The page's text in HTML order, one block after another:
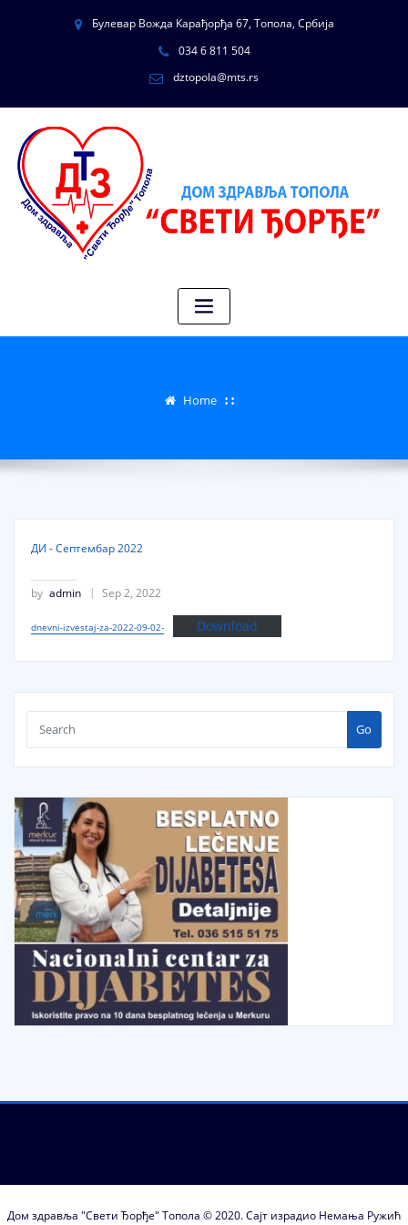
Булевар Вожда Карађорђа 67, Топола, Србија
034 6 811 504
dztopola@mts.rs
Home
ДИ - Септембар 2022
by admin Sep 2, 2022
dnevni-izvestaj-za-2022-09-02- Download
Go
Дом здравља "Свети Ђорђе" Топола © 2020. Сајт израдио Немања Ружић